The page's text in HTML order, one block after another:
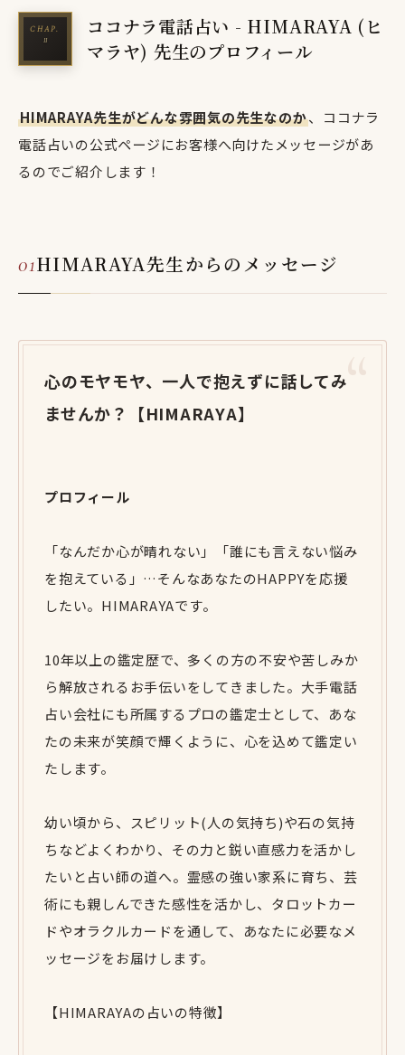
ココナラ電話占い - HIMARAYA (ヒ
マラヤ) 先生のプロフィール
HIMARAYA先生がどんな雰囲気の先生なのか、ココナラ
電話占いの公式ページにお客様へ向けたメッセージがあ
るのでご紹介します！
HIMARAYA先生からのメッセージ
心のモヤモヤ、一人で抱えずに話してみ
ませんか？【HIMARAYA】
プロフィール
「なんだか心が晴れない」「誰にも言えない悩み
を抱えている」…そんなあなたのHAPPYを応援
したい。HIMARAYAです。
10年以上の鑑定歴で、多くの方の不安や苦しみか
ら解放されるお手伝いをしてきました。大手電話
占い会社にも所属するプロの鑑定士として、あな
たの未来が笑顔で輝くように、心を込めて鑑定い
たします。
幼い頃から、スピリット(人の気持ち)や石の気持
ちなどよくわかり、その力と鋭い直感力を活かし
たいと占い師の道へ。霊感の強い家系に育ち、芸
術にも親しんできた感性を活かし、タロットカー
ドやオラクルカードを通して、あなたに必要なメ
ッセージをお届けします。
【HIMARAYAの占いの特徴】